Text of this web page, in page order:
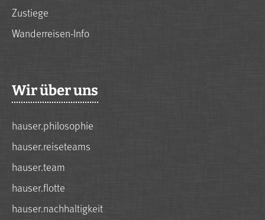
Zustiege
Wanderreisen-Info
Wir über uns
hauser.philosophie
hauser.reiseteams
hauser.team
hauser.flotte
hauser.nachhaltigkeit